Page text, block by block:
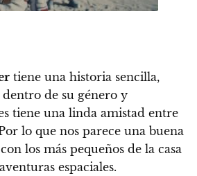
tiene una historia sencilla,
de su género y
tiene una linda amistad entre
lo que nos parece una buena
los más pequeños de la casa
espaciales.